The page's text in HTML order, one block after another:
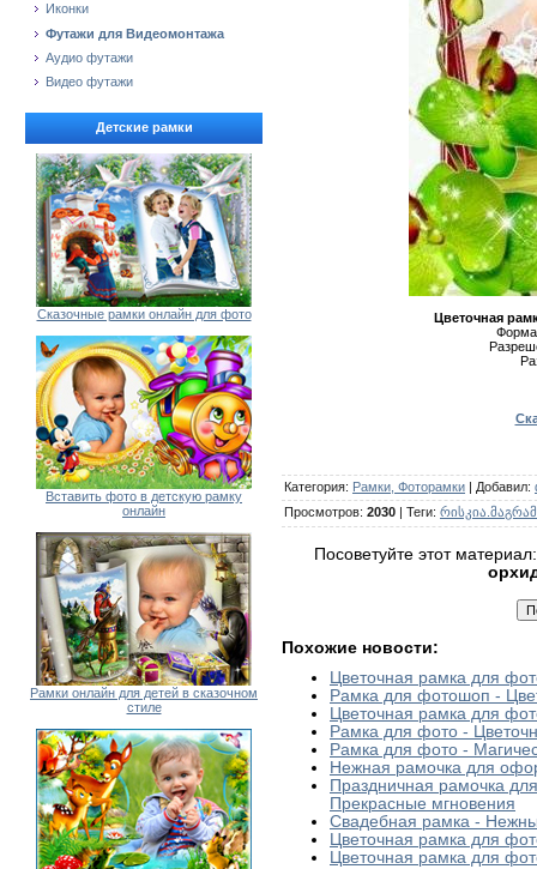
Иконки
Футажи для Видеомонтажа
Аудио футажи
Видео футажи
Детские рамки
Сказочные рамки онлайн для фото
Вставить фото в детскую рамку
онлайн
Рамки онлайн для детей в сказочном
стиле
Цветочная
Категория: Рамки, Фоторамки | Добавил:
Просмотров: 2030 | Теги: რისკია.მაგრამ
Посоветуйте этот
Похожие новости:
Цветочная рамка для
Рамка для фотошоп -
Цветочная рамка для
Рамка для фото -
Рамка для фото -
Нежная рамочка для
Праздничная рамочка
Прекрасные мгновения
Свадебная рамка -
Цветочная рамка для
Цветочная рамка для